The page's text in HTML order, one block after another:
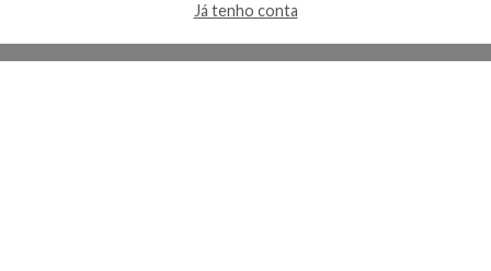
Já tenho conta